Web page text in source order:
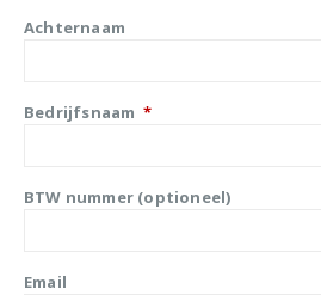
Achternaam
Bedrijfsnaam *
BTW nummer (optioneel)
Email